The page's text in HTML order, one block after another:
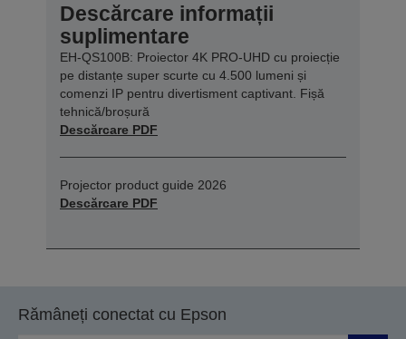
Descărcare informații
suplimentare
EH-QS100B: Proiector 4K PRO-UHD cu proiecție
pe distanțe super scurte cu 4.500 lumeni și
comenzi IP pentru divertisment captivant. Fișă
tehnică/broșură
Descărcare PDF
Projector product guide 2026
Descărcare PDF
Rămâneți conectat cu Epson